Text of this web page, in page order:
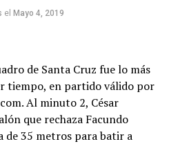
el Mayo 4, 2019
de Santa Cruz fue lo más
tiempo, en partido válido por
Al minuto 2, César
que rechaza Facundo
de 35 metros para batir a